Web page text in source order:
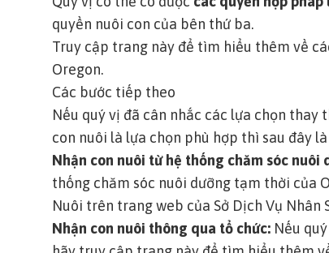
quyền nuôi con của bên thứ ba.
Truy cập trang này để tìm hiểu thêm về
Oregon.
Các bước tiếp theo
Nếu quý vị đã cân nhắc các lựa chọn thay
con nuôi là lựa chọn phù hợp thì sau đây
Nhận con nuôi từ hệ thống chăm sóc nuôi
thống chăm sóc nuôi dưỡng tạm thời của
Nuôi trên trang web của Sở Dịch Vụ Nhân
Nhận con nuôi thông qua tổ chức: Nếu